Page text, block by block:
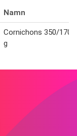
Namn
Cornichons 350/170
g